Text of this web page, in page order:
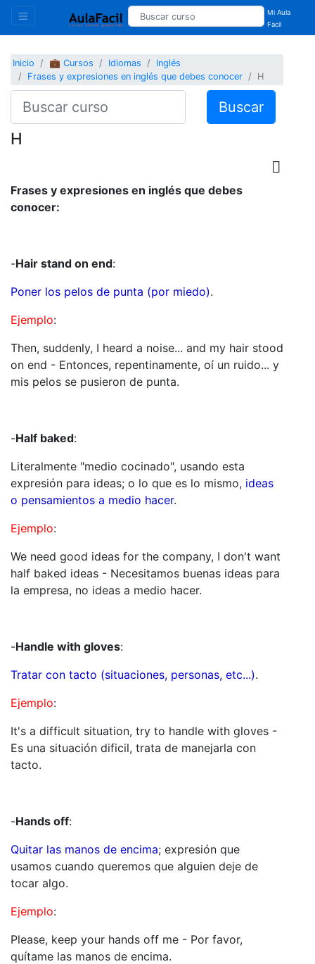
Mi Aula
Facil
Inicio 💼 Cursos Idiomas
Inglés
Frases y expresiones en inglés que debes conocer
H
Buscar
H
Frases y expresiones en inglés que debes
conocer:
-Hair stand on end:
Poner los pelos de punta (por miedo).
Ejemplo:
Then, suddenly, I heard a noise... and my hair stood
on end - Entonces, repentinamente, oí un ruido... y
mis pelos se pusieron de punta.
-Half baked:
Literalmente "medio cocinado", usando esta
expresión para ideas; o lo que es lo mismo, ideas
o pensamientos a medio hacer.
Ejemplo:
We need good ideas for the company, I don't want
half baked ideas - Necesitamos buenas ideas para
la empresa, no ideas a medio hacer.
-Handle with gloves:
Tratar con tacto (situaciones, personas, etc...).
Ejemplo:
It's a difficult situation, try to handle with gloves -
Es una situación dificil, trata de manejarla con
tacto.
-Hands off:
Quitar las manos de encima; expresión que
usamos cuando queremos que alguien deje de
tocar algo.
Ejemplo:
Please, keep your hands off me - Por favor,
quítame las manos de encima.